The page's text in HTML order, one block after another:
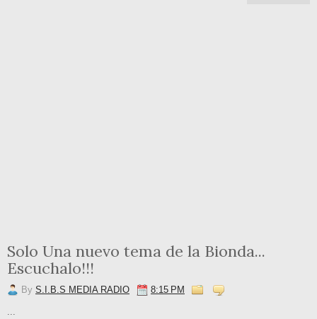
Solo Una nuevo tema de la Bionda...
Escuchalo!!!
By S.I.B.S MEDIA RADIO 8:15 PM
...